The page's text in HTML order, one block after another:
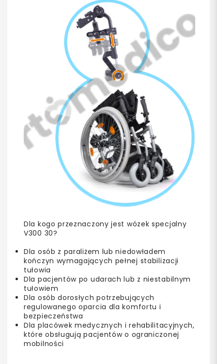
Dla kogo przeznaczony jest wózek specjalny
V300 30?
Dla osób z paraliżem lub niedowładem
kończyn wymagających pełnej stabilizacji
tułowia
Dla pacjentów po udarach lub z niestabilnym
tułowiem
Dla osób dorosłych potrzebujących
regulowanego oparcia dla komfortu i
bezpieczeństwa
Dla placówek medycznych i rehabilitacyjnych,
które obsługują pacjentów o ograniczonej
mobilności